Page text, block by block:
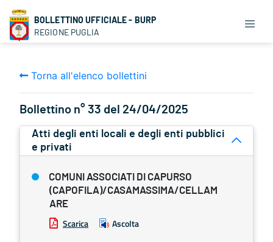
BOLLETTINO UFFICIALE - BURP
REGIONE PUGLIA
Torna all'elenco bollettini
Bollettino n° 33 del 24/04/2025
Atti degli enti locali e degli enti pubblici
e privati
COMUNI ASSOCIATI DI CAPURSO
(CAPOFILA)/CASAMASSIMA/CELLAM
ARE
Scarica Ascolta